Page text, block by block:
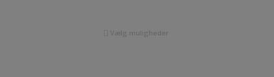
31.574 kr.
Vælg muligheder